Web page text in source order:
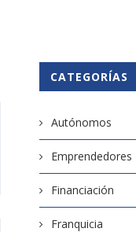
CATEGORÍAS
Autónomos
Emprendedores
Financiación
Franquicia